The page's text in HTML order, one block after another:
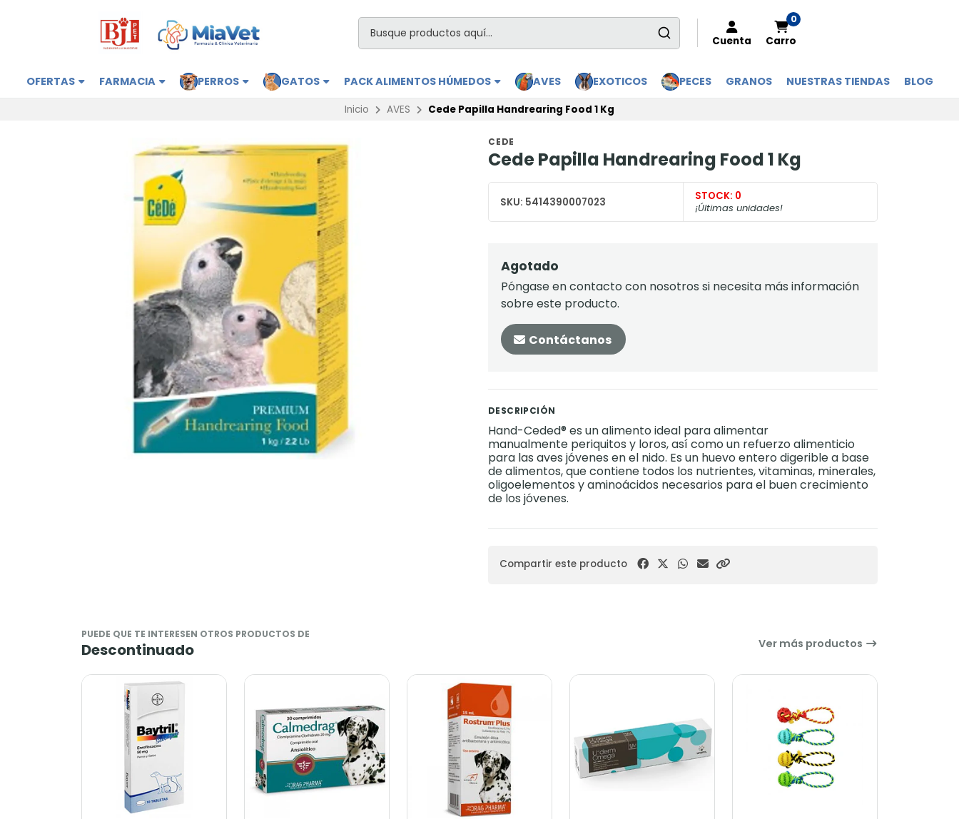
Cuenta
0
Carro
OFERTAS FARMACIA PERROS GATOS PACK ALIMENTOS HÚMEDOS AVES EXOTICOS PECES GRANOS NUESTRAS TIENDAS BLOG
Inicio AVES Cede Papilla Handrearing Food 1 Kg
CEDE
Cede Papilla Handrearing Food 1 Kg
SKU: 5414390007023 STOCK: 0
¡Últimas unidades!
Agotado
Póngase en contacto con nosotros si necesita más información
sobre este producto.
Contáctanos
DESCRIPCIÓN
Hand-Ceded® es un alimento ideal para alimentar
manualmente periquitos y loros, así como un refuerzo alimenticio
para las aves jóvenes en el nido. Es un huevo entero digerible a base
de alimentos, que contiene todos los nutrientes, vitaminas, minerales,
oligoelementos y aminoácidos necesarios para el buen crecimiento
de los jóvenes.
Compartir este producto
PUEDE QUE TE INTERESEN OTROS PRODUCTOS DE
Descontinuado Ver más productos